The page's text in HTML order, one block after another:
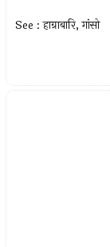
See : हाग्राबारि, गांसो